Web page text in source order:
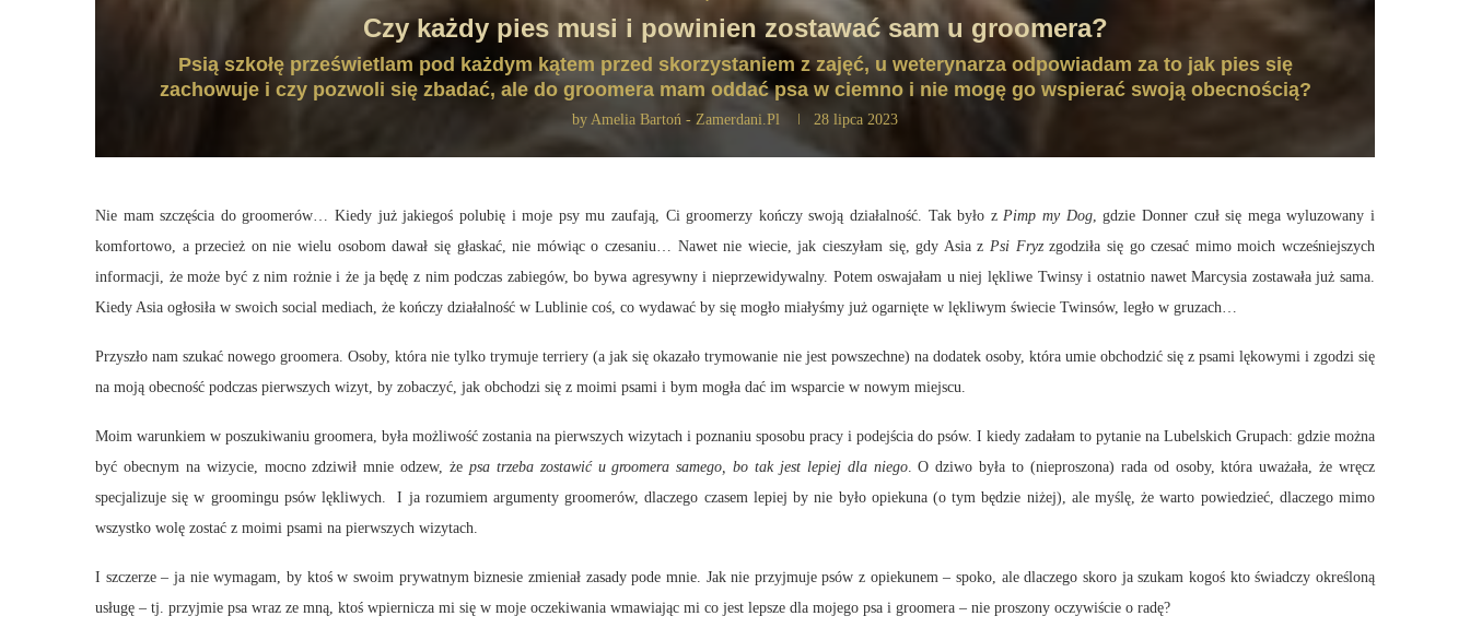
Czy każdy pies musi i powinien zostawać sam u groomera?
Psią szkołę prześwietlam pod każdym kątem przed skorzystaniem z zajęć, u weterynarza odpowiadam za to jak pies się
zachowuje i czy pozwoli się zbadać, ale do groomera mam oddać psa w ciemno i nie mogę go wspierać swoją obecnością?
by Amelia Bartoń - Zamerdani.pl 28 lipca 2023
Nie mam szczęścia do groomerów… Kiedy już jakiegoś polubię i moje psy mu zaufają, Ci groomerzy kończy swoją działalność. Tak było zPimp my Dog, gdzie Donner czuł się mega wyluzowany i
komfortowo, a przecież on nie wielu osobom dawał się głaskać, nie mówiąc o czesaniu… Nawet nie wiecie, jak cieszyłam się, gdy Asia z Psi Fryzzgodziła się go czesać mimo moich wcześniejszych
informacji, że może być z nim rożnie i że ja będę z nim podczas zabiegów, bo bywa agresywny i nieprzewidywalny. Potem oswajałam u niej lękliwe Twinsy i ostatnio nawet Marcysia zostawała już sama.
Kiedy Asia ogłosiła w swoich social mediach, że kończy działalność w Lublinie coś, co wydawać by się mogło miałyśmy już ogarnięte w lękliwym świecie Twinsów, legło w gruzach…
Przyszło nam szukać nowego groomera. Osoby, która nie tylko trymuje terriery (a jak się okazało trymowanie nie jest powszechne) na dodatek osoby, która umie obchodzić się z psami lękowymi i zgodzi się
na moją obecność podczas pierwszych wizyt, by zobaczyć, jak obchodzi się z moimi psami i bym mogła dać im wsparcie w nowym miejscu.
Moim warunkiem w poszukiwaniu groomera, była możliwość zostania na pierwszych wizytach i poznaniu sposobu pracy i podejścia do psów. I kiedy zadałam to pytanie na Lubelskich Grupach: gdzie można
być obecnym na wizycie, mocno zdziwił mnie odzew, że psa trzeba zostawić u groomera samego, bo tak jest lepiej dla niego. O dziwo była to (nieproszona) rada od osoby, która uważała, że wręcz
specjalizuje się w groomingu psów lękliwych. I ja rozumiem argumenty groomerów, dlaczego czasem lepiej by nie było opiekuna (o tym będzie niżej), ale myślę, że warto powiedzieć, dlaczego mimo
wszystko wolę zostać z moimi psami na pierwszych wizytach.
I szczerze – ja nie wymagam, by ktoś w swoim prywatnym biznesie zmieniał zasady pode mnie. Jak nie przyjmuje psów z opiekunem – spoko, ale dlaczego skoro ja szukam kogoś kto świadczy określoną
usługę – tj. przyjmie psa wraz ze mną, ktoś wpiernicza mi się w moje oczekiwania wmawiając mi co jest lepsze dla mojego psa i groomera – nie proszony oczywiście o radę?